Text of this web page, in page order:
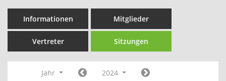
Informationen Mitglieder
Vertreter Sitzungen
Jahr
2024